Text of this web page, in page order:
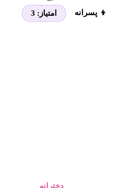
👦 پسرانه امتیاز: 3
دخترانه